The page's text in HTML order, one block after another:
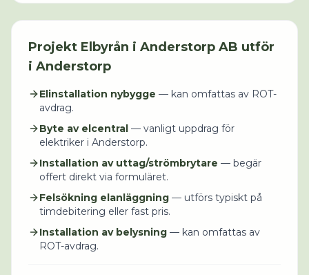
Projekt Elbyrån i Anderstorp AB utför
i Anderstorp
Elinstallation nybygge — kan omfattas av ROT-
avdrag.
Byte av elcentral — vanligt uppdrag för
elektriker i Anderstorp.
Installation av uttag/strömbrytare — begär
offert direkt via formuläret.
Felsökning elanläggning — utförs typiskt på
timdebitering eller fast pris.
Installation av belysning — kan omfattas av
ROT-avdrag.